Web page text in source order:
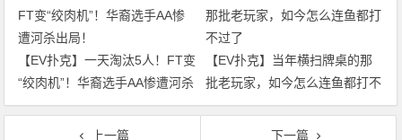
【EV扑克】一天淘汰5人！FT变
“绞肉机”！华裔选手AA惨遭河杀
出局！
【EV扑克】当年横扫牌桌的那
批老玩家，如今怎么连鱼都打不
过了
上一篇 下一篇